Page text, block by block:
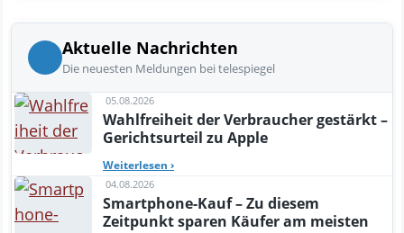
Aktuelle Nachrichten
Die neuesten Meldungen bei telespiegel
05.08.2026
Wahlfreiheit der Verbraucher gestärkt –
Gerichtsurteil zu Apple
Weiterlesen ›
04.08.2026
Smartphone-Kauf – Zu diesem
Zeitpunkt sparen Käufer am meisten